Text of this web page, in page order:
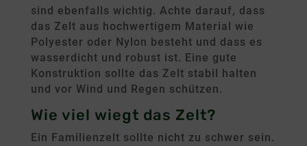
sind ebenfalls wichtig. Achte darauf, dass
das Zelt aus hochwertigem Material wie
Polyester oder Nylon besteht und dass es
wasserdicht und robust ist. Eine gute
Konstruktion sollte das Zelt stabil halten
und vor Wind und Regen schützen.
Wie viel wiegt das Zelt?
Ein Familienzelt sollte nicht zu schwer sein.